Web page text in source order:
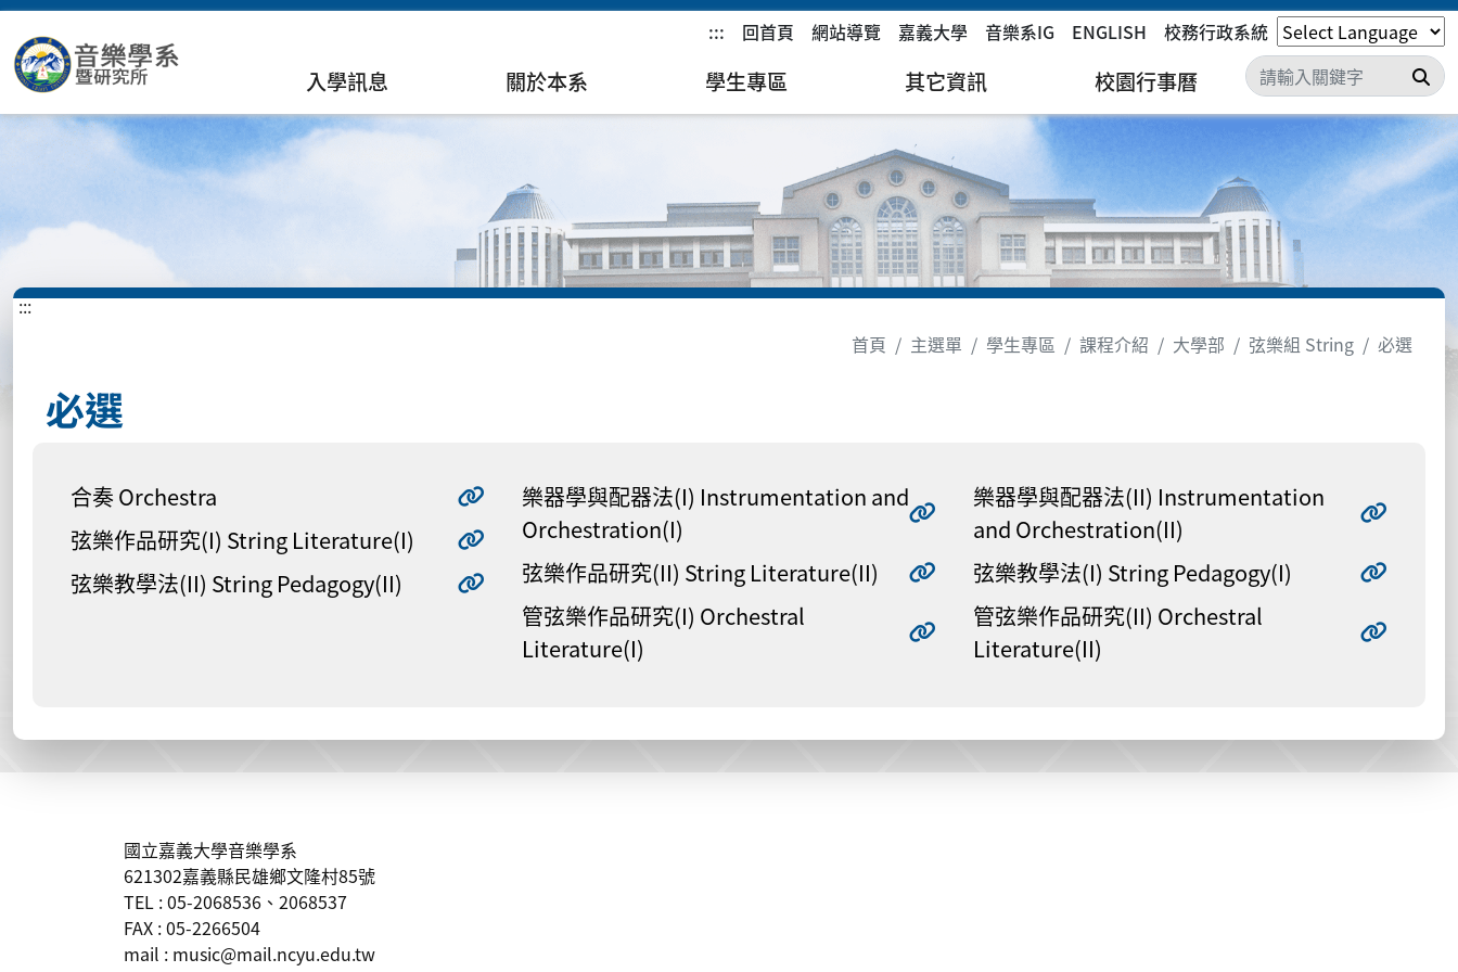
::: 回首頁 網站導覽 嘉義大學 音樂系IG ENGLISH 校務行政系統
入學訊息 關於本系 學生專區 其它資訊 校園行事曆 搜
:::
首頁
主選單 學生專區 課程介紹 大學部 弦樂組 String 必選
必選
合奏 Orchestra
弦樂作品研究(I) String Literature(I)
弦樂教學法(II) String Pedagogy(II)
樂器學與配器法(I) Instrumentation and
Orchestration(I)
弦樂作品研究(II) String Literature(II)
管弦樂作品研究(I) Orchestral
Literature(I)
樂器學與配器法(II) Instrumentation
and Orchestration(II)
弦樂教學法(I) String Pedagogy(I)
管弦樂作品研究(II) Orchestral
Literature(II)
國立嘉義大學音樂學系
621302嘉義縣民雄鄉文隆村85號
TEL : 05-2068536、2068537
FAX : 05-2266504
mail : music@mail.ncyu.edu.tw